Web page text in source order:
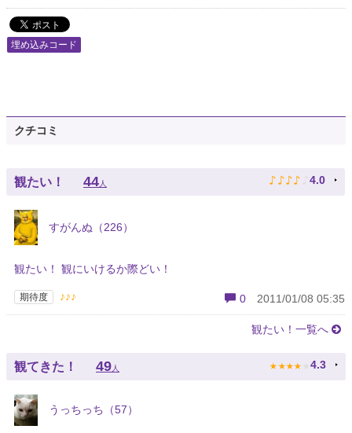
埋め込みコード
クチコミ
観たい！ 44人 ♪ ♪ ♪ ♪ ♪ 4.0
すがんぬ（226）
観たい！ 観にいけるか際どい！
期待度 ♪♪♪ 0 2011/01/08 05:35
観たい！一覧へ
観てきた！ 49 人 ★ ★ ★ ★ ★ 4.3
うっちっち（57）